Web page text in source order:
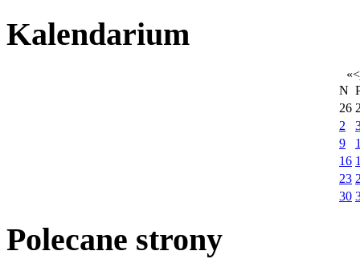
Kalendarium
«<
N
26
2
9
16
23
30
Polecane strony